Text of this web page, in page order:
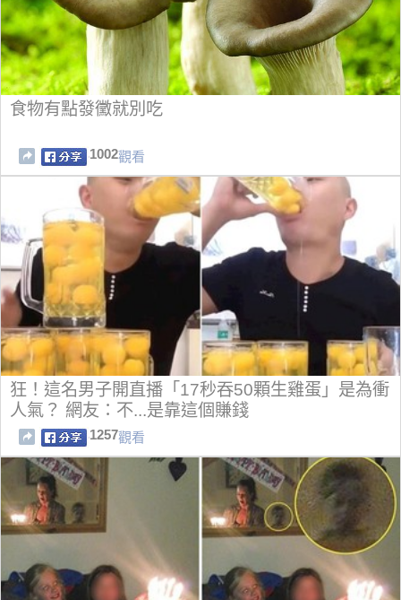
食物有點發黴就別吃
1002觀看
狂！這名男子開直播「17秒吞50顆生雞蛋」是為衝
人氣？ 網友：不...是靠這個賺錢
1257觀看